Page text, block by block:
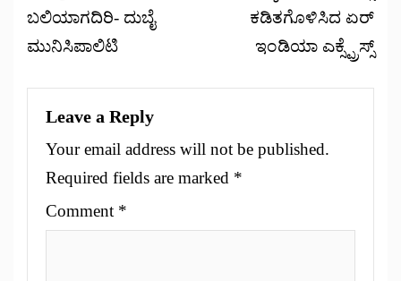
ಬಲಿಯಾಗದಿರಿ- ದುಬೈ
ಮುನಿಸಿಪಾಲಿಟಿ
ಕಡಿತಗೊಳಿಸಿದ ಏರ್
ಇಂಡಿಯಾ ಎಕ್ಸ್ಪ್ರೆಸ್ಸ್
Leave a Reply
Your email address will not be published.
Required fields are marked *
Comment *